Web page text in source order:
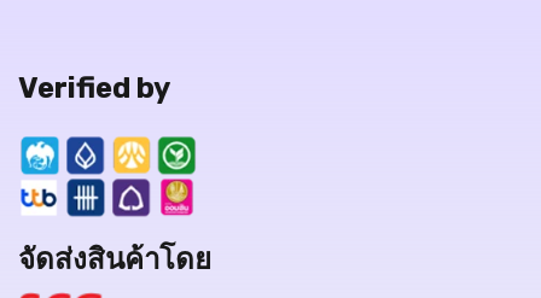
Verified by
จัดส่งสินค้าโดย